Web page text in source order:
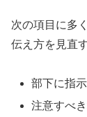
次の項目に多
伝え方を見直
部下に指
注意すべ